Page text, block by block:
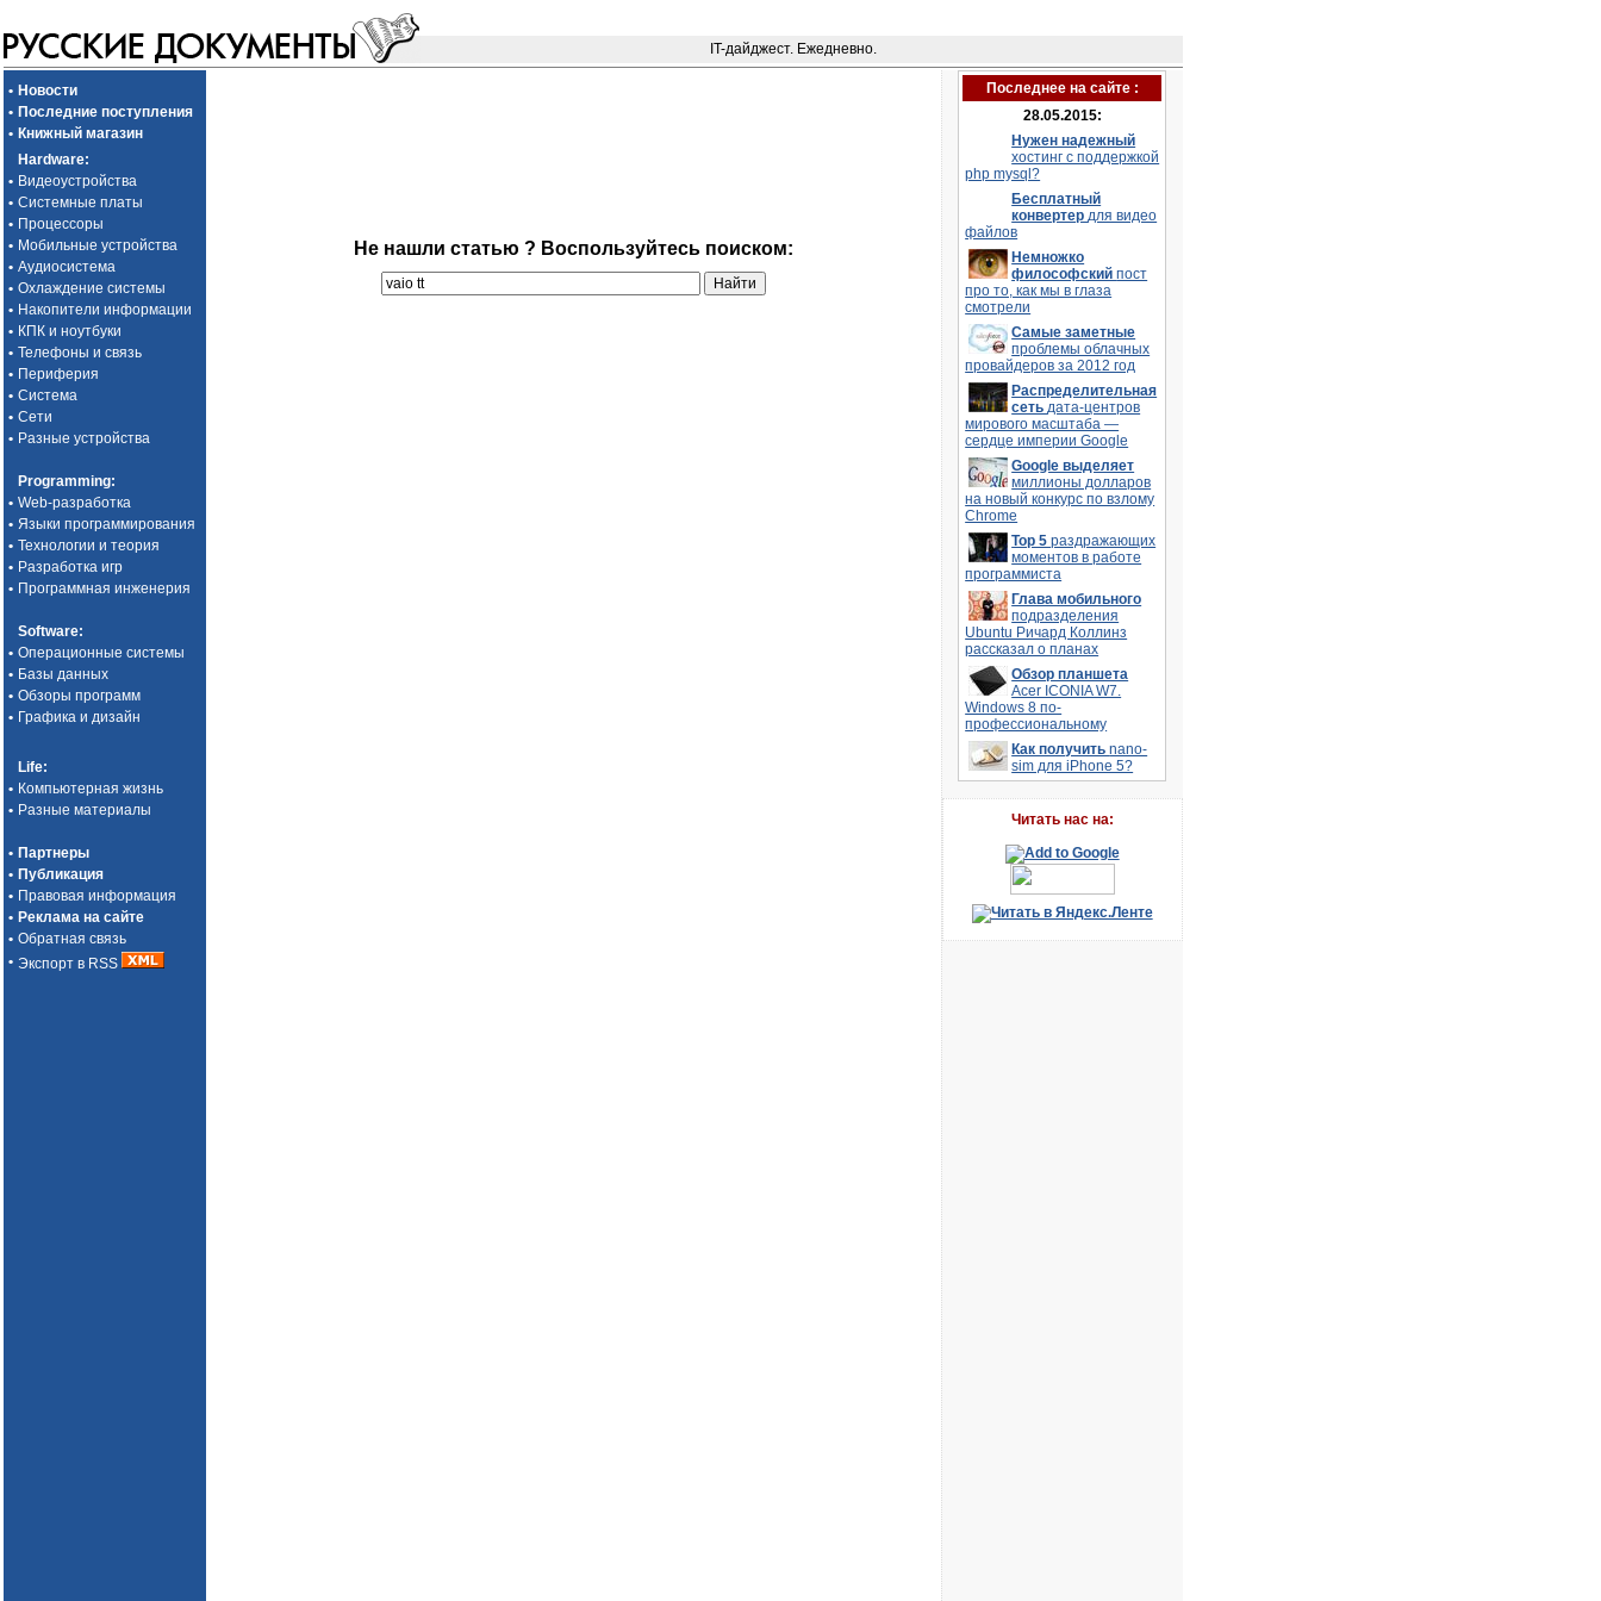
IT-дайджест. Ежедневно.
• Новости
• Последние поступления
• Книжный магазин
Hardware:
• Видеоустройства
• Системные платы
• Процессоры
• Мобильные устройства
• Аудиосистема
• Охлаждение системы
• Накопители информации
• КПК и ноутбуки
• Телефоны и связь
• Периферия
• Система
• Сети
• Разные устройства
Programming:
• Web-разработка
• Языки программирования
• Технологии и теория
• Разработка игр
• Программная инженерия
Software:
• Операционные системы
• Базы данных
• Обзоры программ
• Графика и дизайн
Life:
• Компьютерная жизнь
• Разные материалы
• Партнеры
• Публикация
• Правовая информация
• Реклама на сайте
• Обратная связь
• Экспорт в RSS
Не нашли статью ? Воспользуйтесь поиском:
Последнее на сайте :
28.05.2015:
Нужен надежный
хостинг с поддержкой
php mysql?
Бесплатный
конвертердля видео
файлов
Немножко
философскийпост
про то, как мы в глаза
смотрели
Самые заметные
проблемы облачных
провайдеров за 2012 год
Распределительная
сетьдата-центров
мирового масштаба —
сердце империи Google
Google выделяет
миллионы долларов
на новый конкурс по взлому
Chrome
Top 5раздражающих
моментов в работе
программиста
Глава мобильного
подразделения
Ubuntu Ричард Коллинз
рассказал о планах
Обзор планшета
Acer ICONIA W7.
Windows 8 по-
профессиональному
Как получитьnano-
sim для iPhone 5?
Читать наc на: